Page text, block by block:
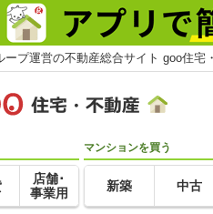
ープ運営の不動産総合サイト goo住宅
店舗･
事業用
マンションを買う
新築 中古